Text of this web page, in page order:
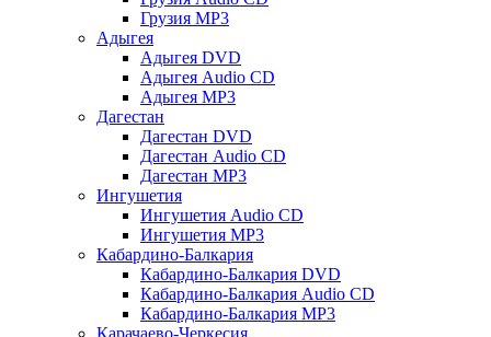
Грузия MP3
Адыгея
Адыгея DVD
Адыгея Audio CD
Адыгея MP3
Дагестан
Дагестан DVD
Дагестан Audio CD
Дагестан MP3
Ингушетия
Ингушетия Audio CD
Ингушетия MP3
Кабардино-Балкария
Кабардино-Балкария DVD
Кабардино-Балкария Audio CD
Кабардино-Балкария MP3
Карачаево-Черкесия